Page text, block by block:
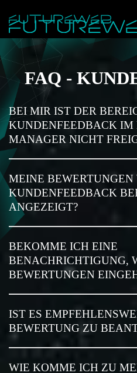
FAQ -
BEI MIR IST DER
KUNDENFEEDBACK IM
MANAGER NICHT
MEINE
KUNDENFEEDBACK
ANGEZEIGT?
BEKOMME ICH EINE
BENACHRICHTIGUNG,
BEWERTUNGEN
IST ES
BEWERTUNG ZU
WIE KOMME ICH ZU